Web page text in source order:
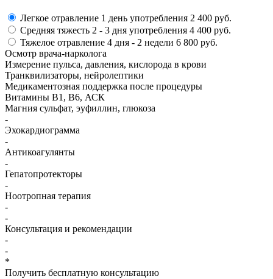
Легкое отравление 1 день употребления 2 400 руб.
Средняя тяжесть 2 - 3 дня употребления 4 400 руб.
Тяжелое отравление 4 дня - 2 недели 6 800 руб.
Осмотр врача-нарколога
Измерение пульса, давления, кислорода в крови
Транквилизаторы, нейролептики
Медикаментозная поддержка после процедуры
Витамины B1, B6, АСК
Магния сульфат, эуфиллин, глюкоза
-
Эхокардиограмма
-
Антикоагулянты
-
Гепатопротекторы
-
Ноотропная терапия
-
-
Консультация и рекомендации
-
-
*
Получить бесплатную консультацию